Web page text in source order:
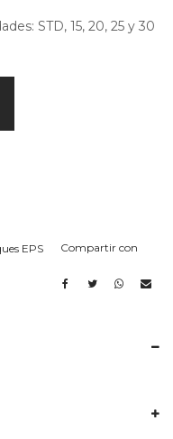
STD, 15, 20, 25 y 30
EPS Compartir con